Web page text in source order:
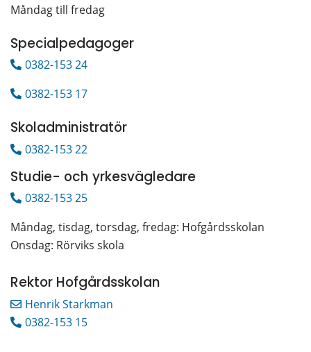
Måndag till fredag
Specialpedagoger
0382-153 24
0382-153 17
Skoladministratör
0382-153 22
Studie- och yrkesvägledare
0382-153 25
Måndag, tisdag, torsdag, fredag: Hofgårdsskolan
Onsdag: Rörviks skola
Rektor Hofgårdsskolan
Henrik Starkman
0382-153 15